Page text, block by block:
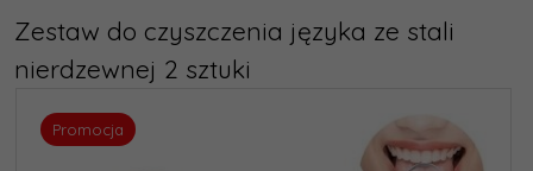
Zestaw do czyszczenia języka ze stali
nierdzewnej 2 sztuki
Promocja